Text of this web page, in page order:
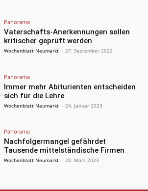
Panorama
Vaterschafts-Anerkennungen sollen
kritischer geprüft werden
Wochenblatt Neumarkt - 27. September 2022
Panorama
Immer mehr Abiturienten entscheiden
sich für die Lehre
Wochenblatt Neumarkt - 24. Januar 2023
Panorama
Nachfolgermangel gefährdet
Tausende mittelständische Firmen
Wochenblatt Neumarkt - 28. März 2023